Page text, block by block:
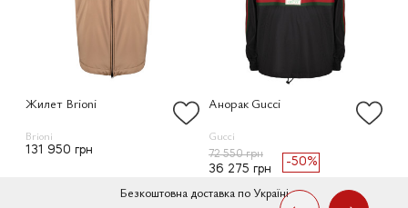
Жилет Brioni
Brioni
131 950 грн
Анорак Gucci
Gucci
72 550 грн
36 275 грн
-50%
Безкоштовна доставка по Україні